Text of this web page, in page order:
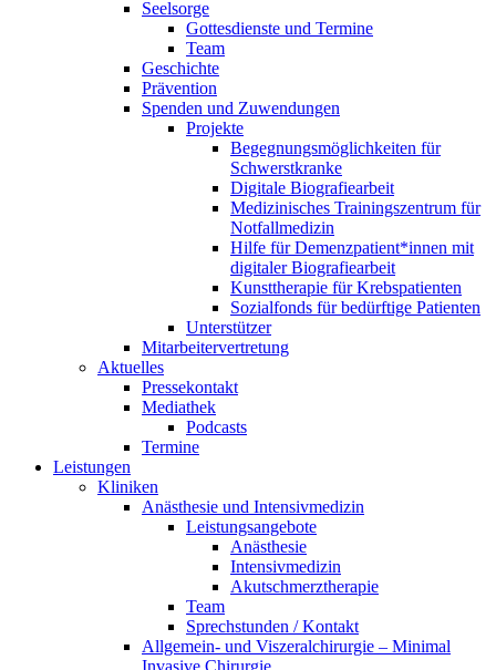
Seelsorge
Gottesdienste und Termine
Team
Geschichte
Prävention
Spenden und Zuwendungen
Projekte
Begegnungsmöglichkeiten für
Schwerstkranke
Digitale Biografiearbeit
Medizinisches Trainingszentrum für
Notfallmedizin
Hilfe für Demenzpatient*innen mit
digitaler Biografiearbeit
Kunsttherapie für Krebspatienten
Sozialfonds für bedürftige Patienten
Unterstützer
Mitarbeitervertretung
Aktuelles
Pressekontakt
Mediathek
Podcasts
Termine
Leistungen
Kliniken
Anästhesie und Intensivmedizin
Leistungsangebote
Anästhesie
Intensivmedizin
Akutschmerztherapie
Team
Sprechstunden / Kontakt
Allgemein- und Viszeralchirurgie – Minimal
Invasive Chirurgie